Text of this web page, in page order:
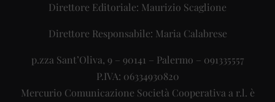
Direttore Editoriale: Maurizio Scaglione
Direttore Responsabile: Maria Calabrese
p.zza Sant’Oliva, 9 – 90141 – Palermo – 091335557
P.IVA: 06334930820
Mercurio Comunicazione Società Cooperativa a r.l. è